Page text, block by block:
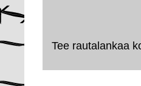
Tee rautalankaa